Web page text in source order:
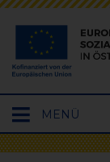
Hauptmenü
öffnen
MENÜ